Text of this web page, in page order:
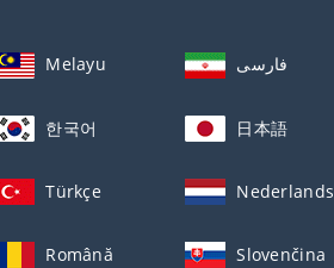
Melayu فارسی
한국어 日本語
Türkçe Nederlands
Română Slovenčina